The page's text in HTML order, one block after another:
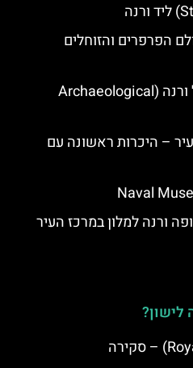
הפרפרים והזוחלים
המוזיאון הארכיאולוגי של ורנה (Archaeological
– היכרות ראשונה עם
ורנה למלון במרכז העיר
לישון?